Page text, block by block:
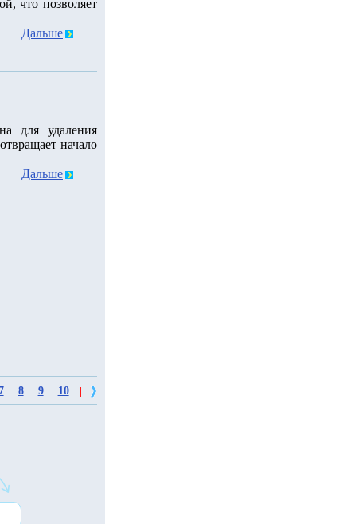
что позволяет
Дальше
для удаления
начало
Дальше
8 9 10